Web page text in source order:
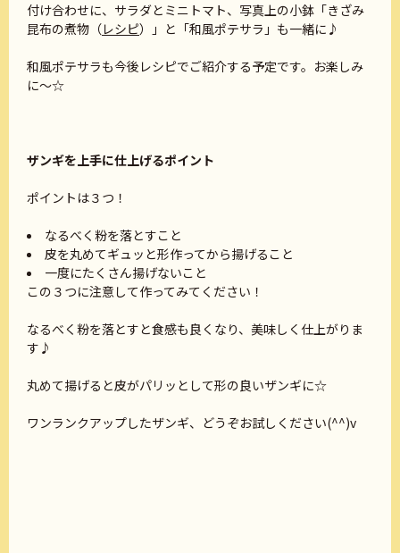
付け合わせに、サラダとミニトマト、写真上の小鉢「きざみ
昆布の煮物（レシピ）」と「和風ポテサラ」も一緒に♪
和風ポテサラも今後レシピでご紹介する予定です。お楽しみ
に～☆
ザンギを上手に仕上げるポイント
ポイントは３つ！
なるべく粉を落とすこと
皮を丸めてギュッと形作ってから揚げること
一度にたくさん揚げないこと
この３つに注意して作ってみてください！
なるべく粉を落とすと食感も良くなり、美味しく仕上がりま
す♪
丸めて揚げると皮がパリッとして形の良いザンギに☆
ワンランクアップしたザンギ、どうぞお試しください(^^)v